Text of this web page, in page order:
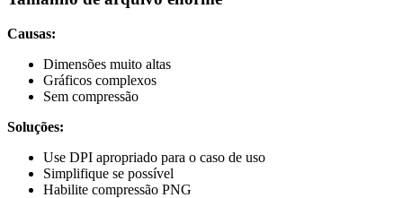
Causas:
Dimensões muito altas
Gráficos complexos
Sem compressão
Soluções:
Use DPI apropriado para o caso de uso
Simplifique se possível
Habilite compressão PNG